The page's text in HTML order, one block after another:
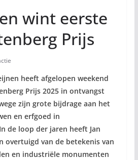
wint eerste
Prijs
heeft afgelopen weekend
Prijs 2025 in ontvangst
zijn grote bijdrage aan het
en erfgoed in
de loop der jaren heeft Jan
overtuigd van de betekenis van
en industriële monumenten